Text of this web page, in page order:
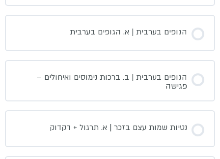
הגופים בערבית | א. הגופים בערבית
הגופים בערבית | ב. ברכות נימוסים ואיחולים –
פגישה
נטיות שמות עצם בזכר | א. תרגול + דקדוק